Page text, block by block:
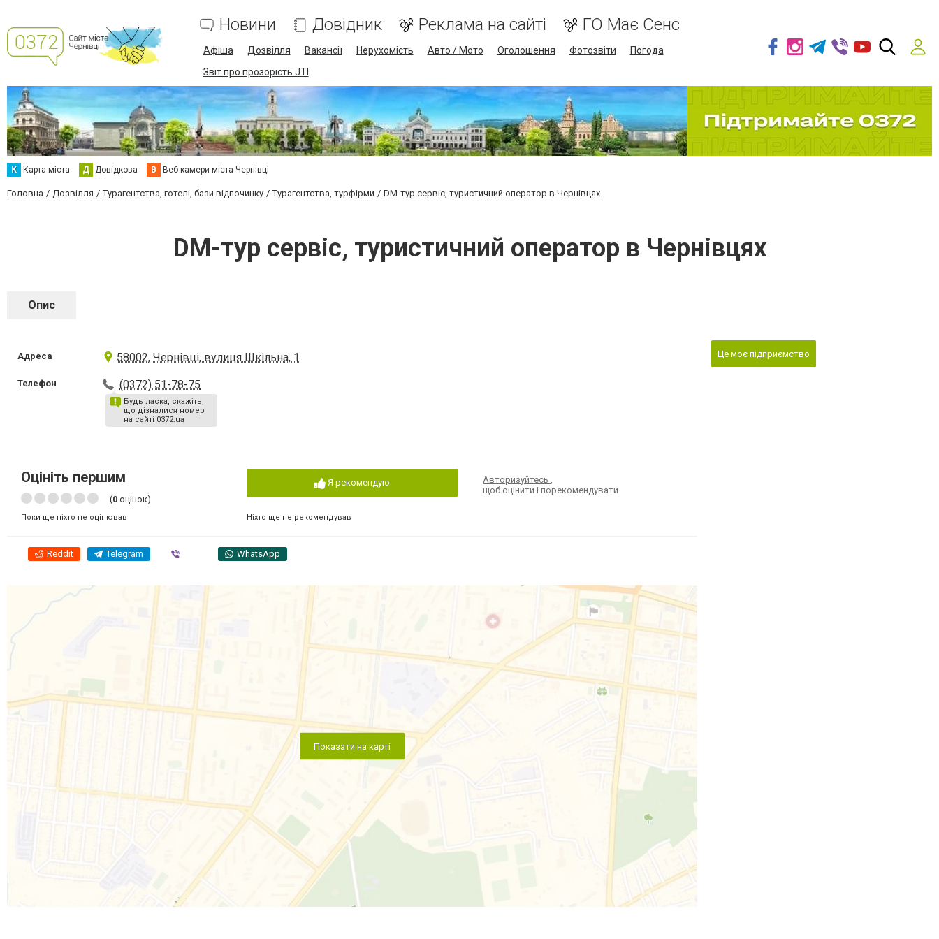
Новини Довідник Реклама на сайті ГО Має Сенс
Афіша Дозвілля Вакансії Нерухомість Авто / Мото Оголошення Фотозвіти
Погода
Звіт про прозорість JTI
К Карта міста Д Довідкова В Веб-камери міста Чернівці
Головна Дозвілля Турагентства, готелі, бази відпочинку Турагентства, турфірми DM-тур сервіс, туристичний оператор в Чернівцях
DM-тур сервіс, туристичний оператор в Чернівцях
Опис
Адреса 58002, Чернівці, вулиця Шкільна, 1
Телефон (0372) 51-78-75
Будь ласка, скажіть,
що дізналися номер
на сайті 0372.ua
Оцініть першим
(0 оцінок)
Поки ще ніхто не оцінював
Я рекомендую
Ніхто ще не рекомендував
Авторизуйтесь,
щоб оцінити і порекомендувати
Reddit Telegram WhatsApp
Показати на карті
Це моє підприємство